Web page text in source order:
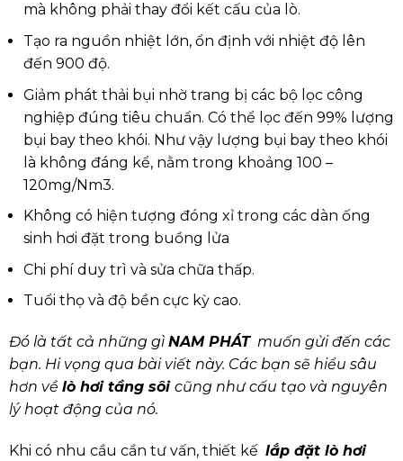
mà không phải thay đổi kết cấu của lò.
Tạo ra nguồn nhiệt lớn, ổn định với nhiệt độ lên
đến 900 độ.
Giảm phát thải bụi nhờ trang bị các bộ lọc công
nghiệp đúng tiêu chuẩn. Có thể lọc đến 99% lượng
bụi bay theo khói. Như vậy lượng bụi bay theo khói
là không đáng kể, nằm trong khoảng 100 –
120mg/Nm3.
Không có hiện tượng đóng xỉ trong các dàn ống
sinh hơi đặt trong buồng lửa
Chi phí duy trì và sửa chữa thấp.
Tuổi thọ và độ bền cực kỳ cao.
Đó là tất cả những gì NAM PHÁTmuốn gửi đến các
bạn. Hi vọng qua bài viết này. Các bạn sẽ hiểu sâu
hơn về lò hơi tầng sôi cũng như cấu tạo và nguyên
lý hoạt động của nó.
Khi có nhu cầu cần tư vấn, thiết kế lắp đặt lò hơi